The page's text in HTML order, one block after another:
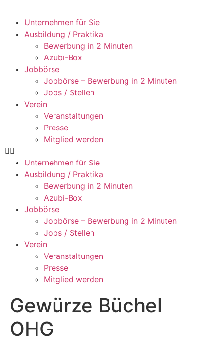
Unternehmen für Sie
Ausbildung / Praktika
Bewerbung in 2 Minuten
Azubi-Box
Jobbörse
Jobbörse – Bewerbung in 2 Minuten
Jobs / Stellen
Verein
Veranstaltungen
Presse
Mitglied werden
Unternehmen für Sie
Ausbildung / Praktika
Bewerbung in 2 Minuten
Azubi-Box
Jobbörse
Jobbörse – Bewerbung in 2 Minuten
Jobs / Stellen
Verein
Veranstaltungen
Presse
Mitglied werden
Gewürze Büchel
OHG